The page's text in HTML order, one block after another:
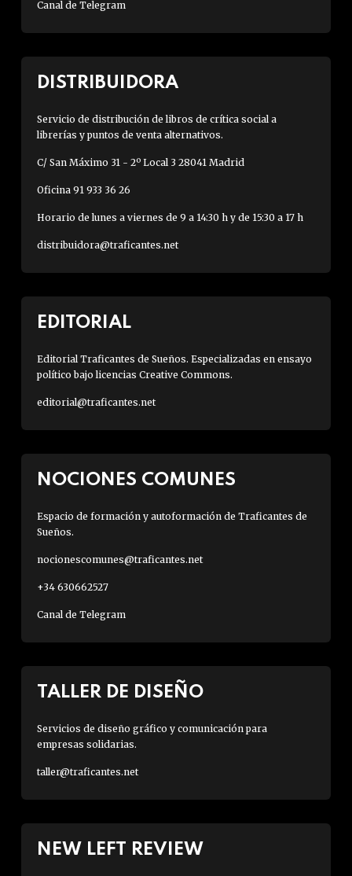
Canal de Telegram
DISTRIBUIDORA
Servicio de distribución de libros de crítica social a
librerías y puntos de venta alternativos.
C/ San Máximo 31 - 2º Local 3 28041 Madrid
Oficina 91 933 36 26
Horario de lunes a viernes de 9 a 14:30 h y de 15:30 a 17 h
distribuidora@traficantes.net
EDITORIAL
Editorial Traficantes de Sueños. Especializadas en ensayo
político bajo licencias Creative Commons.
editorial@traficantes.net
NOCIONES COMUNES
Espacio de formación y autoformación de Traficantes de
Sueños.
nocionescomunes@traficantes.net
+34 630662527
Canal de Telegram
TALLER DE DISEÑO
Servicios de diseño gráfico y comunicación para
empresas solidarias.
taller@traficantes.net
NEW LEFT REVIEW